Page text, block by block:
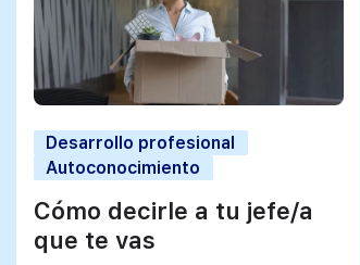
Desarrollo profesional
Autoconocimiento
Cómo decirle a tu jefe/a
que te vas